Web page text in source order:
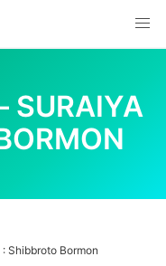
– SURAIYA
: Shibbroto Bormon